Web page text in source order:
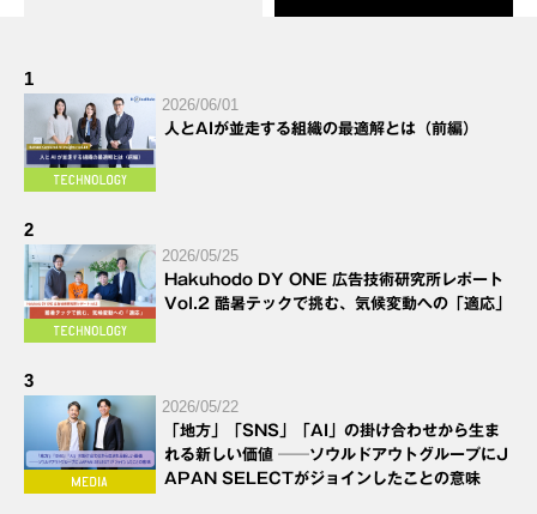
1
2026/06/01
人とAIが並走する組織の最適解とは（前編）
2
2026/05/25
Hakuhodo DY ONE 広告技術研究所レポート
Vol.2 酷暑テックで挑む、気候変動への「適応」
3
2026/05/22
「地方」「SNS」「AI」の掛け合わせから生ま
れる新しい価値 ──ソウルドアウトグループにJ
APAN SELECTがジョインしたことの意味